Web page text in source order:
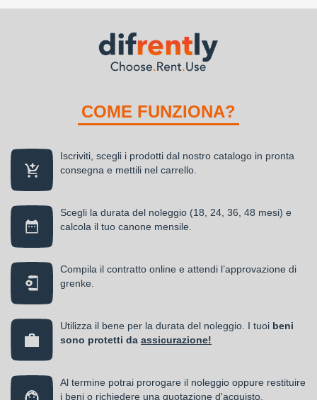
COME FUNZIONA?
Iscriviti, scegli i prodotti dal nostro catalogo in pronta
consegna e mettili nel carrello.
Scegli la durata del noleggio (18, 24, 36, 48 mesi) e
calcola il tuo canone mensile.
Compila il contratto online e attendi l’approvazione di
grenke.
Utilizza il bene per la durata del noleggio. I tuoi beni
sono protetti da assicurazione!
Al termine potrai prorogare il noleggio oppure restituire
i beni o richiedere una quotazione d'acquisto.